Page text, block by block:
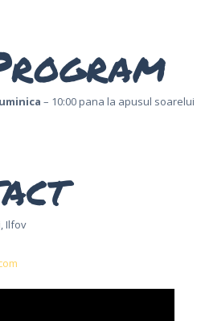
– 10:00 pana la apusul soarelui
Ilfov